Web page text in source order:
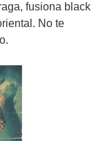
fusiona black
No te